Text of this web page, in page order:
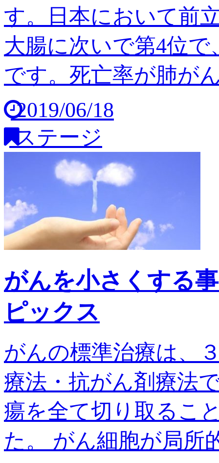
す。日本において前
大腸に次いで第4位で
です。死亡率が肺が
2019/06/18
ステージ
がんを小さくする
ピックス
がんの標準治療は、
療法・抗がん剤療法
瘍を全て切り取るこ
た。 がん細胞が局所